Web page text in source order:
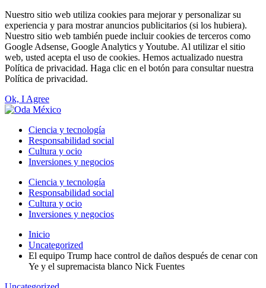
Nuestro sitio web utiliza cookies para mejorar y personalizar su
experiencia y para mostrar anuncios publicitarios (si los hubiera).
Nuestro sitio web también puede incluir cookies de terceros como
Google Adsense, Google Analytics y Youtube. Al utilizar el sitio
web, usted acepta el uso de cookies. Hemos actualizado nuestra
Política de privacidad. Haga clic en el botón para consultar nuestra
Política de privacidad.
Ok, I Agree
Ciencia y tecnología
Responsabilidad social
Cultura y ocio
Inversiones y negocios
Ciencia y tecnología
Responsabilidad social
Cultura y ocio
Inversiones y negocios
Inicio
Uncategorized
El equipo Trump hace control de daños después de cenar con
Ye y el supremacista blanco Nick Fuentes